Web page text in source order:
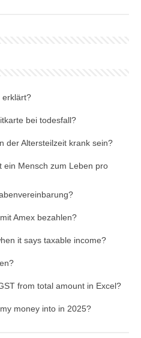
erklärt?
bei todesfall?
der Altersteilzeit krank sein?
ein Mensch zum Leben pro
Amex bezahlen?
it says taxable income?
from total amount in Excel?
money into in 2025?